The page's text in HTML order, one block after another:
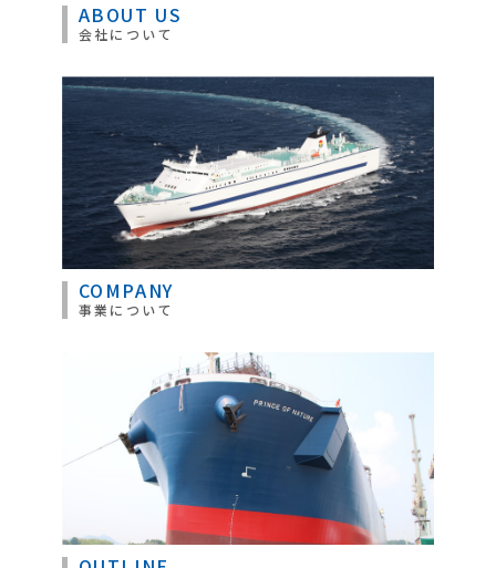
ABOUT US
会社について
COMPANY
事業について